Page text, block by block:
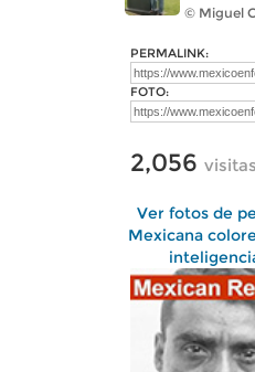
© Miguel
PERMALINK:
FOTO:
2,056 visitas
Ver fotos de
Mexicana